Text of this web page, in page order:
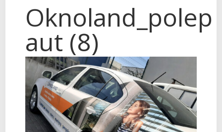
Oknoland_polep
aut (8)